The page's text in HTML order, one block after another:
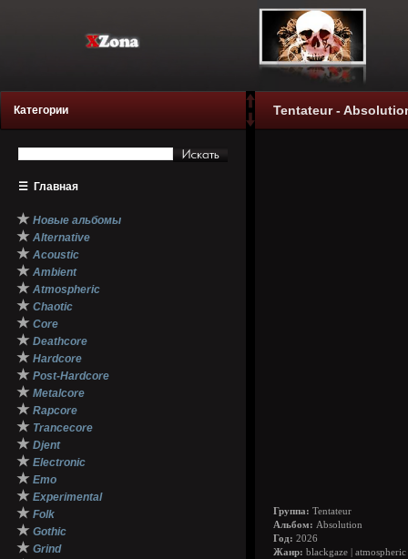
Категории
☰ Главная
★ Новые альбомы
★ Alternative
★ Acoustic
★ Ambient
★ Atmospheric
★ Chaotic
★ Core
★ Deathcore
★ Hardcore
★ Post-Hardcore
★ Metalcore
★ Rapcore
★ Trancecore
★ Djent
★ Electronic
★ Emo
★ Experimental
★ Folk
★ Gothic
★ Grind
Tentateur -
Группа: Tentateur
Альбом: Absolution
Год: 2026
Жанр: blackgaze |